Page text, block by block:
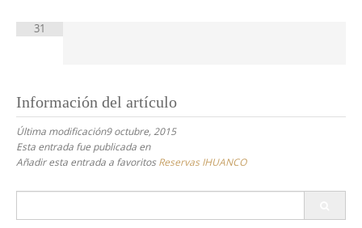
31
Información del artículo
Última modificación9 octubre, 2015
Esta entrada fue publicada en
Añadir esta entrada a favoritos Reservas IHUANCO